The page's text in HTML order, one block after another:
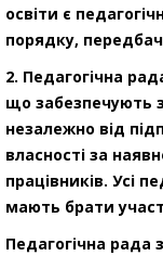
освіти є
порядку,
2. Педагогічна
що забезпечують
незалежно від
власності за
працівників. Усі
мають брати
Педагогічна рада